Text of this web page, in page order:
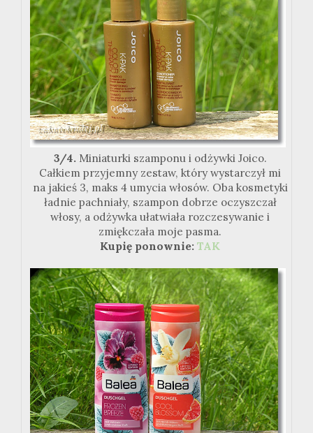
3/4. Miniaturki szamponu i odżywki Joico.
Całkiem przyjemny zestaw, który wystarczył mi
na jakieś 3, maks 4 umycia włosów. Oba kosmetyki
ładnie pachniały, szampon dobrze oczyszczał
włosy, a odżywka ułatwiała rozczesywanie i
zmiękczała moje pasma.
Kupię ponownie: TAK